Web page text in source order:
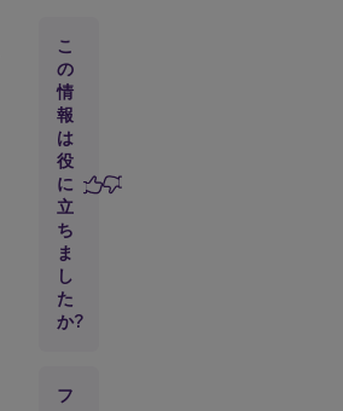
ト
ー
ル
3.
ユ
ー
ザ
ー
イ
ン
タ
ー
フ
ス
こ
の
情
報
は
役
に
立
ち
ま
し
た
か?
フ